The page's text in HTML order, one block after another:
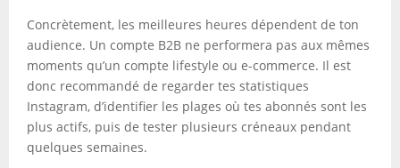
Concrètement, les meilleures heures dépendent de ton
audience. Un compte B2B ne performera pas aux mêmes
moments qu’un compte lifestyle ou e-commerce. Il est
donc recommandé de regarder tes statistiques
Instagram, d’identifier les plages où tes abonnés sont les
plus actifs, puis de tester plusieurs créneaux pendant
quelques semaines.